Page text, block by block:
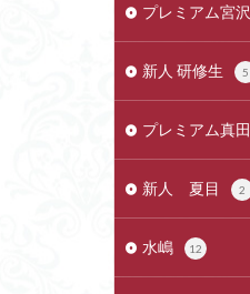
プレミアム宮沢
新人 研修生 5
プレミアム真田
新人 夏目 2
水嶋 12